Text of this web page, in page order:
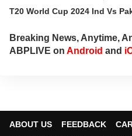
T20 World Cup 2024 Ind Vs
Breaking News, Anytime,
ABPLIVE on Android and
ABOUT US FEEDBACK